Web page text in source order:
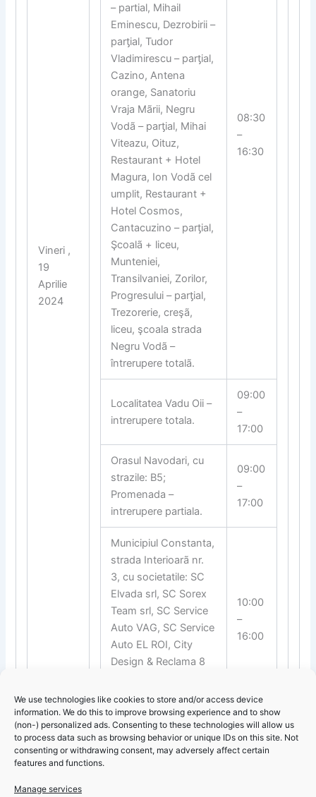
We use technologies like cookies to store and/or access device
information. We do this to improve browsing experience and to show
(non-) personalized ads. Consenting to these technologies will allow us
to process data such as browsing behavior or unique IDs on this site. Not
consenting or withdrawing consent, may adversely affect certain
features and functions.
Manage services
Vineri ,
19
Aprilie
2024
– partial, Mihail
Eminescu, Dezrobirii –
parƫial, Tudor
Vladimirescu – parƫial,
Cazino, Antena
orange, Sanatoriu
Vraja Mãrii, Negru
Vodã – parƫial, Mihai
Viteazu, Oituz,
Restaurant + Hotel
Magura, Ion Vodã cel
umplit, Restaurant +
Hotel Cosmos,
Cantacuzino – parƫial,
Şcoalã + liceu,
Munteniei,
Transilvaniei, Zorilor,
Progresului – parƫial,
Trezorerie, creşã,
liceu, şcoala strada
Negru Vodã –
întrerupere totalã.
08:30
–
16:30
Localitatea Vadu Oii –
intrerupere totala.
09:00
–
17:00
Orasul Navodari, cu
strazile: B5;
Promenada –
intrerupere partiala.
09:00
–
17:00
Municipiul Constanta,
strada Interioarã nr.
3, cu societatile: SC
Elvada srl, SC Sorex
Team srl, SC Service
Auto VAG, SC Service
Auto EL ROI, City
Design & Reclama 8
întrerupere parƫialã.
10:00
–
16:00